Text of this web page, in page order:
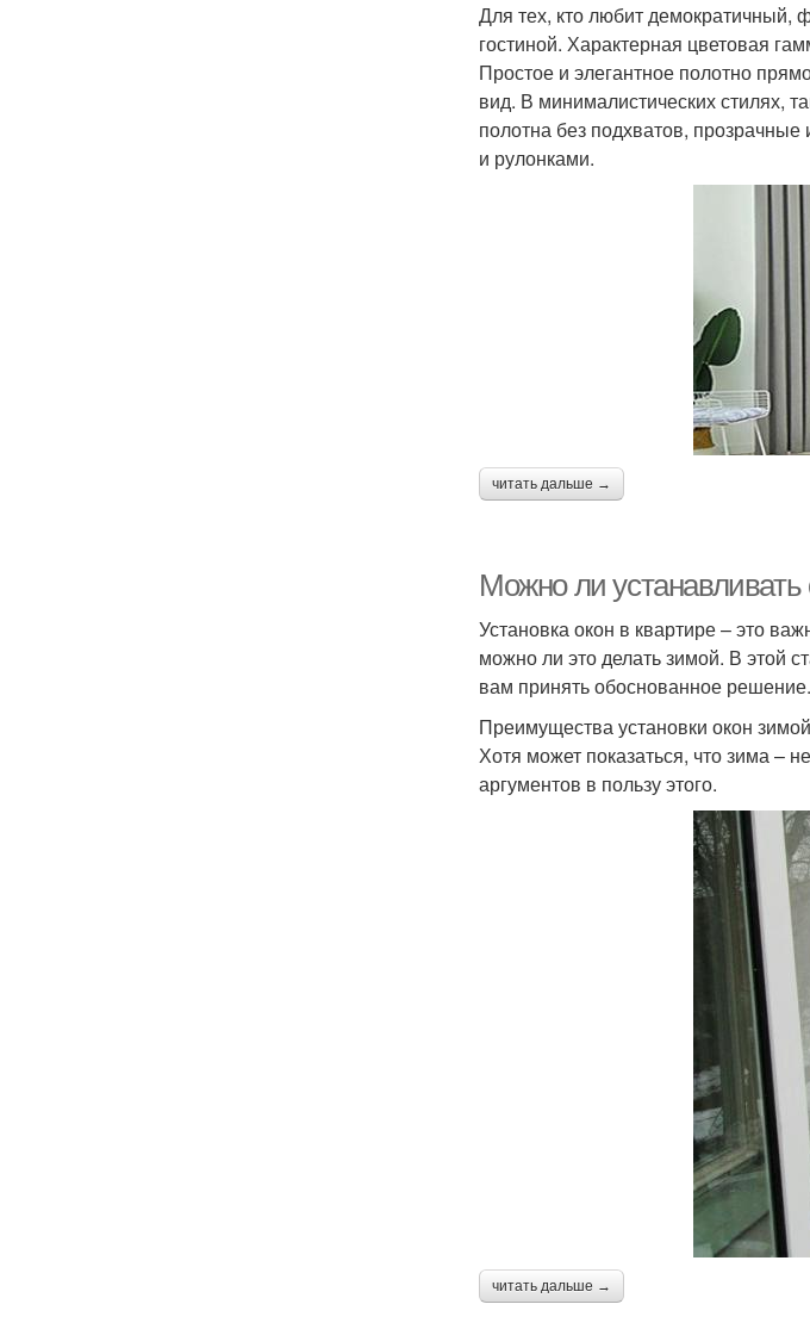
Для тех, кто любит демократичный,
гостиной. Характерная цветовая
Простое и элегантное полотно
вид. В минималистических стилях,
полотна без подхватов,
и рулонками.
читать дальше →
Можно ли устанавливать
Установка окон в квартире – это
можно ли это делать зимой. В этой
вам принять обоснованное решение.
Преимущества установки окон зимой
Хотя может показаться, что зима –
аргументов в пользу этого.
читать дальше →